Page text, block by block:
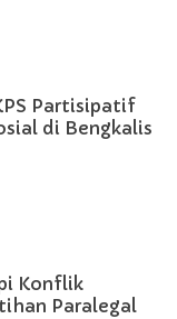
Partisipatif
di Bengkalis
Konflik
Paralegal